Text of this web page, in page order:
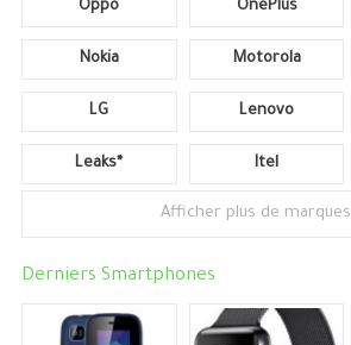
Oppo OnePlus
Nokia Motorola
LG Lenovo
Leaks* Itel
Afficher plus de marques
Derniers Smartphones